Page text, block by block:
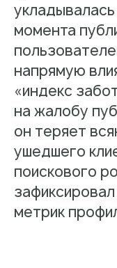
момента
напрямую
«индекс
на жалобу
он теряет
ушедшего
поискового
метрик